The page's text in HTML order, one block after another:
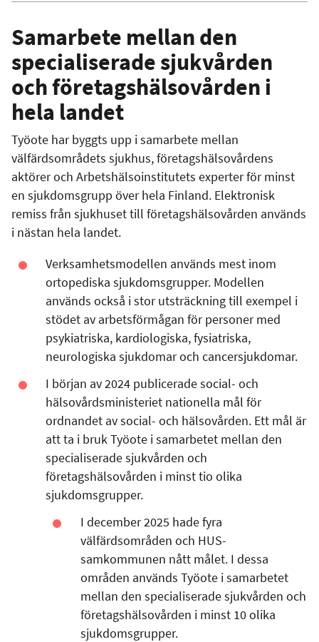
Samarbete mellan den
specialiserade sjukvården
och företagshälsovården i
hela landet
Työote har byggts upp i samarbete mellan
välfärdsområdets sjukhus, företagshälsovårdens
aktörer och Arbetshälsoinstitutets experter för minst
en sjukdomsgrupp över hela Finland. Elektronisk
remiss från sjukhuset till företagshälsovården används
i nästan hela landet.
Verksamhetsmodellen används mest inom
ortopediska sjukdomsgrupper. Modellen
används också i stor utsträckning till exempel i
stödet av arbetsförmågan för personer med
psykiatriska, kardiologiska, fysiatriska,
neurologiska sjukdomar och cancersjukdomar.
I början av 2024 publicerade social- och
hälsovårdsministeriet nationella mål för
ordnandet av social- och hälsovården. Ett mål är
att ta i bruk Työote i samarbetet mellan den
specialiserade sjukvården och
företagshälsovården i minst tio olika
sjukdomsgrupper.
I december 2025 hade fyra
välfärdsområden och HUS-
samkommunen nått målet. I dessa
områden används Työote i samarbetet
mellan den specialiserade sjukvården och
företagshälsovården i minst 10 olika
sjukdomsgrupper.